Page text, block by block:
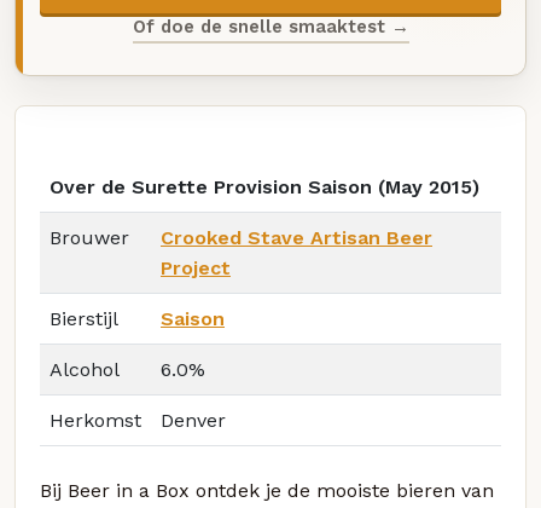
Of doe de snelle smaaktest →
Over de Surette Provision Saison (May 2015)
Brouwer
Crooked Stave Artisan Beer
Project
Bierstijl Saison
Alcohol 6.0%
Herkomst Denver
Bij Beer in a Box ontdek je de mooiste bieren van